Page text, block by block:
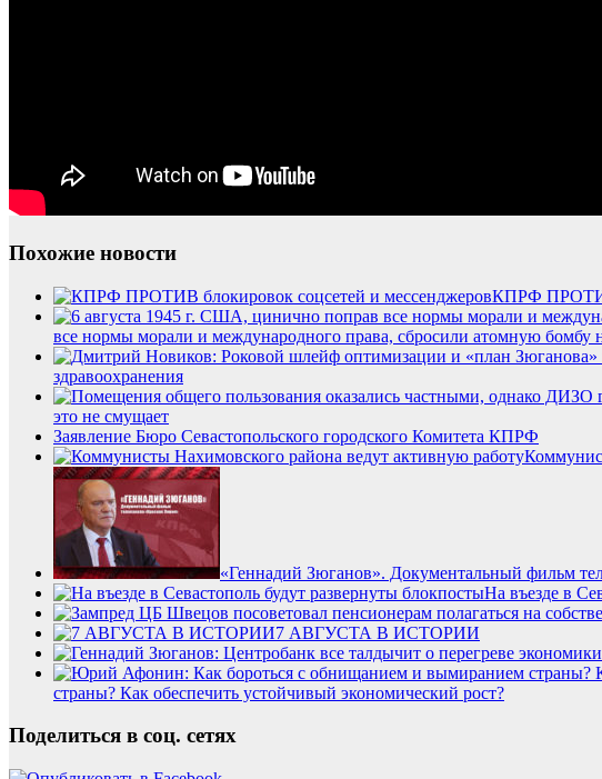
Похожие новости
КПРФ ПРОТИВ
все нормы морали и международного права, сбросили атомную бомбу
здравоохранения
это не смущает
Заявление Бюро Севастопольского городского Комитета КПРФ
«Геннадий Зюганов». Документальный фильм
На въезде в
7 АВГУСТА В ИСТОРИИ
страны? Как обеспечить устойчивый экономический рост?
Поделиться в соц. сетях